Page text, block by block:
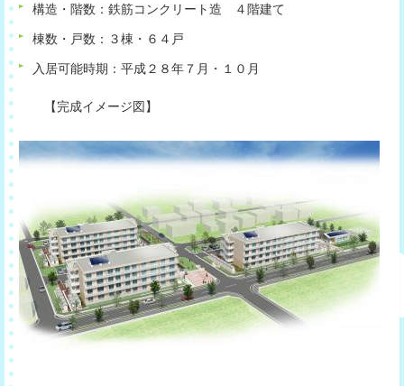
構造・階数：鉄筋コンクリート造 ４階建て
棟数・戸数：３棟・６４戸
入居可能時期：平成２８年７月・１０月
【完成イメージ図】